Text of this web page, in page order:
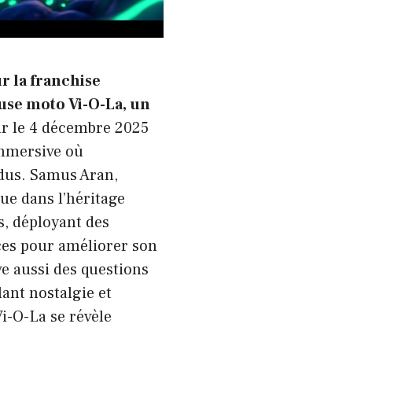
la franchise
moto Vi-O-La, un
le 4 décembre 2025
où
Samus Aran,
dans l’héritage
déployant des
pour améliorer son
aussi des questions
nostalgie et
O-La se révèle